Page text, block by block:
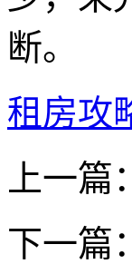
断。
租房攻
上一篇：
下一篇：